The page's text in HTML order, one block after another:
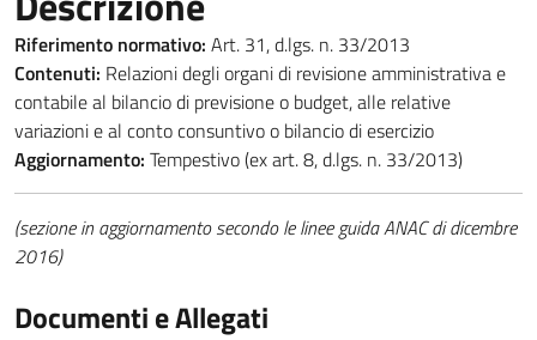
Riferimento normativo: Art. 31, d.lgs. n. 33/2013
Contenuti: Relazioni degli organi di revisione amministrativa e
contabile al bilancio di previsione o budget, alle relative
variazioni e al conto consuntivo o bilancio di esercizio
Aggiornamento: Tempestivo (ex art. 8, d.lgs. n. 33/2013)
(sezione in aggiornamento secondo le linee guida ANAC di dicembre
2016)
Documenti e Allegati